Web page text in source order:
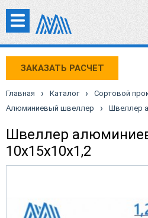
ЗАКАЗАТЬ РАСЧЕТ
Главная › Каталог › Сортовой
Алюминиевый швеллер › Швеллер
Швеллер
10х15х10х1,2